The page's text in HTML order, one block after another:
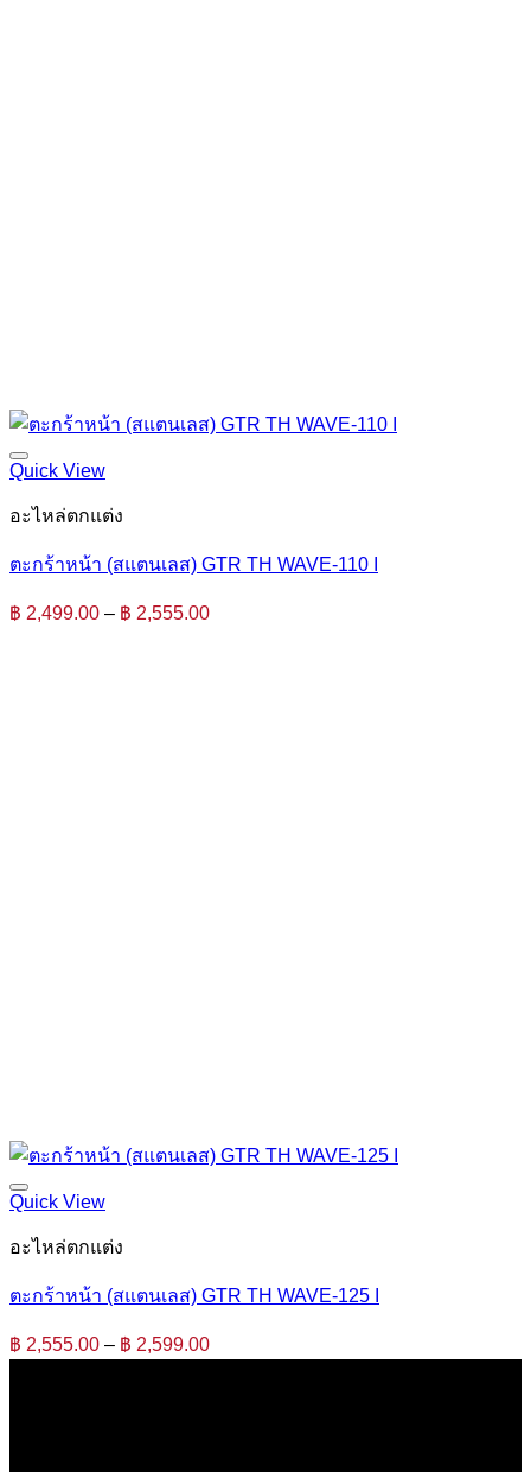
Quick View
อะไหล่ตกแต่ง
ตะกร้าหน้า (สแตนเลส) GTR TH WAVE-110 I
฿ 2,499.00 – ฿ 2,555.00Price
Quick View
อะไหล่ตกแต่ง
ตะกร้าหน้า (สแตนเลส) GTR TH WAVE-125 I
฿ 2,555.00 – ฿ 2,599.00Price
range: